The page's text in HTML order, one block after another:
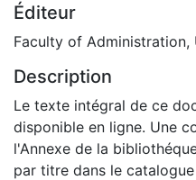
Éditeur
Faculty of
Description
Le texte intégral de ce
disponible en ligne. Une
l'Annexe de la
par titre dans le